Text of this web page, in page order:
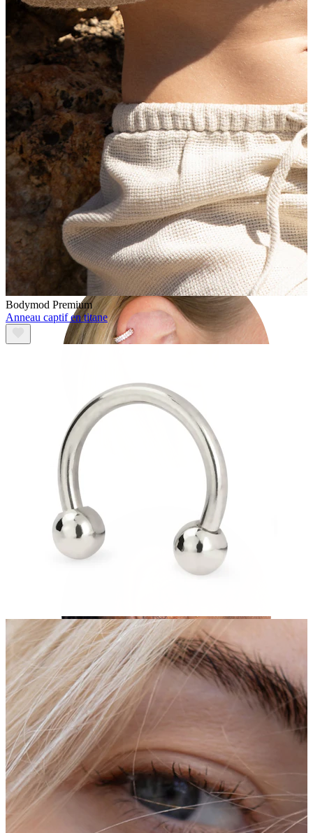
Lobe
Hélix
Tragus
Bodymod Premium
Anneau captif en titane